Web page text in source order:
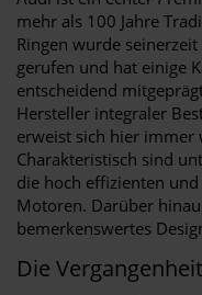
mehr als 100 Jahre
Ringen wurde
gerufen und hat einige
entscheidend
Hersteller integraler
erweist sich hier
Charakteristisch sind
die hoch effizienten
Motoren. Darüber
bemerkenswertes
Die